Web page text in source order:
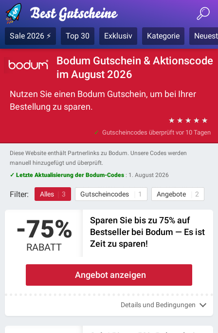
Sale 2026 ⚡ Top 30 Exklusiv Kategorie
Bodum Gutschein & Aktionscode
im August 2026
Nutzen Sie einen Bodum Gutschein, um bei Ihrer
Bestellung zu sparen.
★
★
★
★
★
Gutscheincodes überprüft vor 10 Tagen
Diese Website enthält Partnerlinks zu Bodum. Unsere Codes werden
manuell hinzugefügt und überprüft.
✓ Letzte Aktualisierung der Bodum-Codes : 1. August 2026
Filter: Alles 3 Gutscheincodes 1 Angebote 2
-75%
RABATT
Sparen Sie bis zu 75% auf
Bestseller bei Bodum — Es ist
Zeit zu sparen!
Angebot anzeigen
Details und Bedingungen